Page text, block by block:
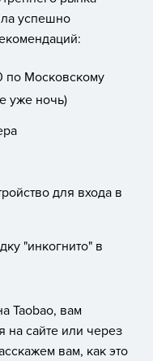
успешно
по Московскому
уже ночь)
для входа в
"инкогнито" в
Taobao, вам
на сайте или через
вам, как это